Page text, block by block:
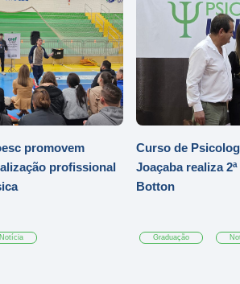
promovem
profissional
Notícia
Curso de
Joaçaba realiza
Botton
Graduação